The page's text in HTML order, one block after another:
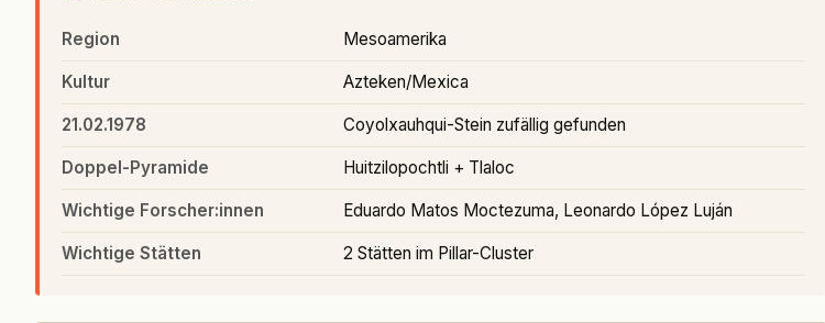
Region Mesoamerika
Kultur Azteken/Mexica
21.02.1978 Coyolxauhqui-Stein zufällig gefunden
Doppel-Pyramide Huitzilopochtli + Tlaloc
Wichtige Forscher:innen Eduardo Matos Moctezuma, Leonardo López Luján
Wichtige Stätten 2 Stätten im Pillar-Cluster